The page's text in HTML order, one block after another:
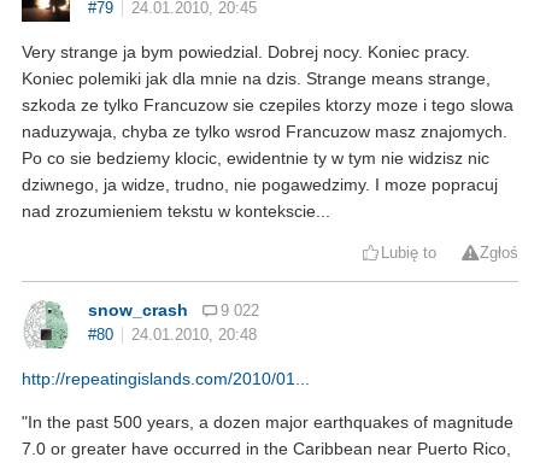
#79
24.01.2010, 20:45
Very strange ja bym powiedzial. Dobrej nocy. Koniec pracy.
Koniec polemiki jak dla mnie na dzis. Strange means strange,
szkoda ze tylko Francuzow sie czepiles ktorzy moze i tego slowa
naduzywaja, chyba ze tylko wsrod Francuzow masz znajomych.
Po co sie bedziemy klocic, ewidentnie ty w tym nie widzisz nic
dziwnego, ja widze, trudno, nie pogawedzimy. I moze popracuj
nad zrozumieniem tekstu w kontekscie...
Lubię to Zgłoś
snow_crash
9 022
#80
24.01.2010, 20:48
http://repeatingislands.com/2010/01...
"In the past 500 years, a dozen major earthquakes of magnitude
7.0 or greater have occurred in the Caribbean near Puerto Rico,